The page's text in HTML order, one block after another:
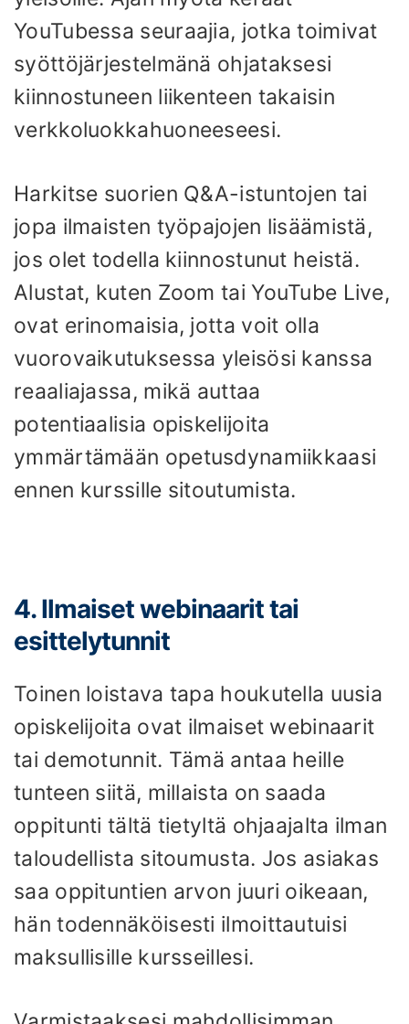
YouTubessa seuraajia, jotka toimivat
syöttöjärjestelmänä ohjataksesi
kiinnostuneen liikenteen takaisin
verkkoluokkahuoneeseesi.
Harkitse suorien Q&A-istuntojen tai
jopa ilmaisten työpajojen lisäämistä,
jos olet todella kiinnostunut heistä.
Alustat, kuten Zoom tai YouTube Live,
ovat erinomaisia, jotta voit olla
vuorovaikutuksessa yleisösi kanssa
reaaliajassa, mikä auttaa
potentiaalisia opiskelijoita
ymmärtämään opetusdynamiikkaasi
ennen kurssille sitoutumista.
4. Ilmaiset webinaarit tai
esittelytunnit
Toinen loistava tapa houkutella uusia
opiskelijoita ovat ilmaiset webinaarit
tai demotunnit. Tämä antaa heille
tunteen siitä, millaista on saada
oppitunti tältä tietyltä ohjaajalta ilman
taloudellista sitoumusta. Jos asiakas
saa oppituntien arvon juuri oikeaan,
hän todennäköisesti ilmoittautuisi
maksullisille kursseillesi.